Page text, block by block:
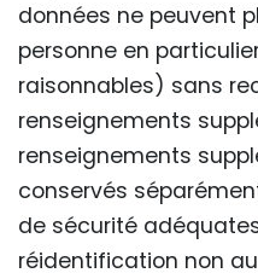
données ne peuvent
personne en
raisonnables) sans
renseignements
renseignements
conservés
de sécurité
réidentification non